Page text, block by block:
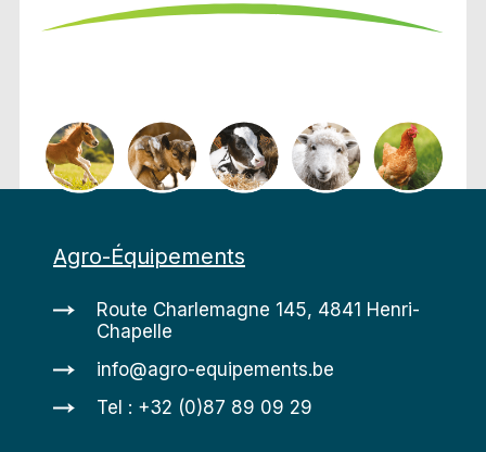
Agro-Équipements
Route Charlemagne 145, 4841 Henri-
Chapelle
info@agro-equipements.be
Tel : +32 (0)87 89 09 29